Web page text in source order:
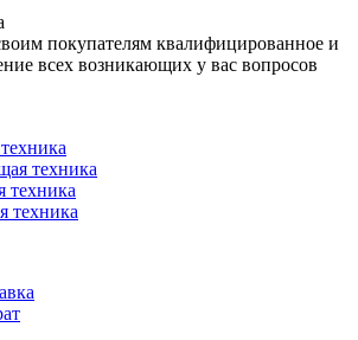
покупателям квалифицированное и
всех возникающих у вас вопросов
техника
техника
техника